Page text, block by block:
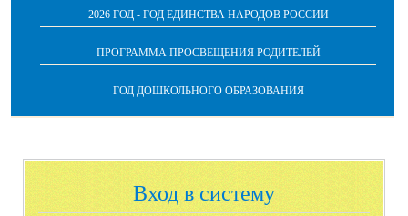
2026 ГОД - ГОД ЕДИНСТВА НАРОДОВ РОССИИ
ПРОГРАММА ПРОСВЕЩЕНИЯ РОДИТЕЛЕЙ
ГОД ДОШКОЛЬНОГО ОБРАЗОВАНИЯ
Вход в систему